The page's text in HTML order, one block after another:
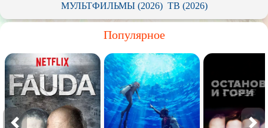
МУЛЬТФИЛЬМЫ (2026) ТВ (2026)
Популярное